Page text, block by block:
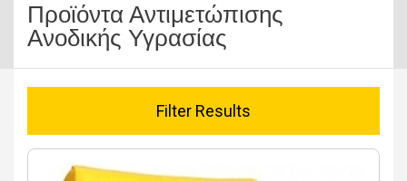
Προϊόντα Αντιμετώπισης
Ανοδικής Υγρασίας
Filter Results